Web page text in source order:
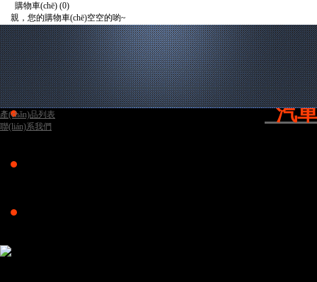
購物車(chē) (0)
親，您的購物車(chē)空空的喲~
去購物車(chē)結算
汽
首頁(yè)
整車(chē)銷(xiāo)售
礦車(chē)服務(wù)
電噴元件
產(chǎn)品展示
新聞動(dòng)態(tài)
視頻展示
產(chǎn)品列表
聯(lián)系我們